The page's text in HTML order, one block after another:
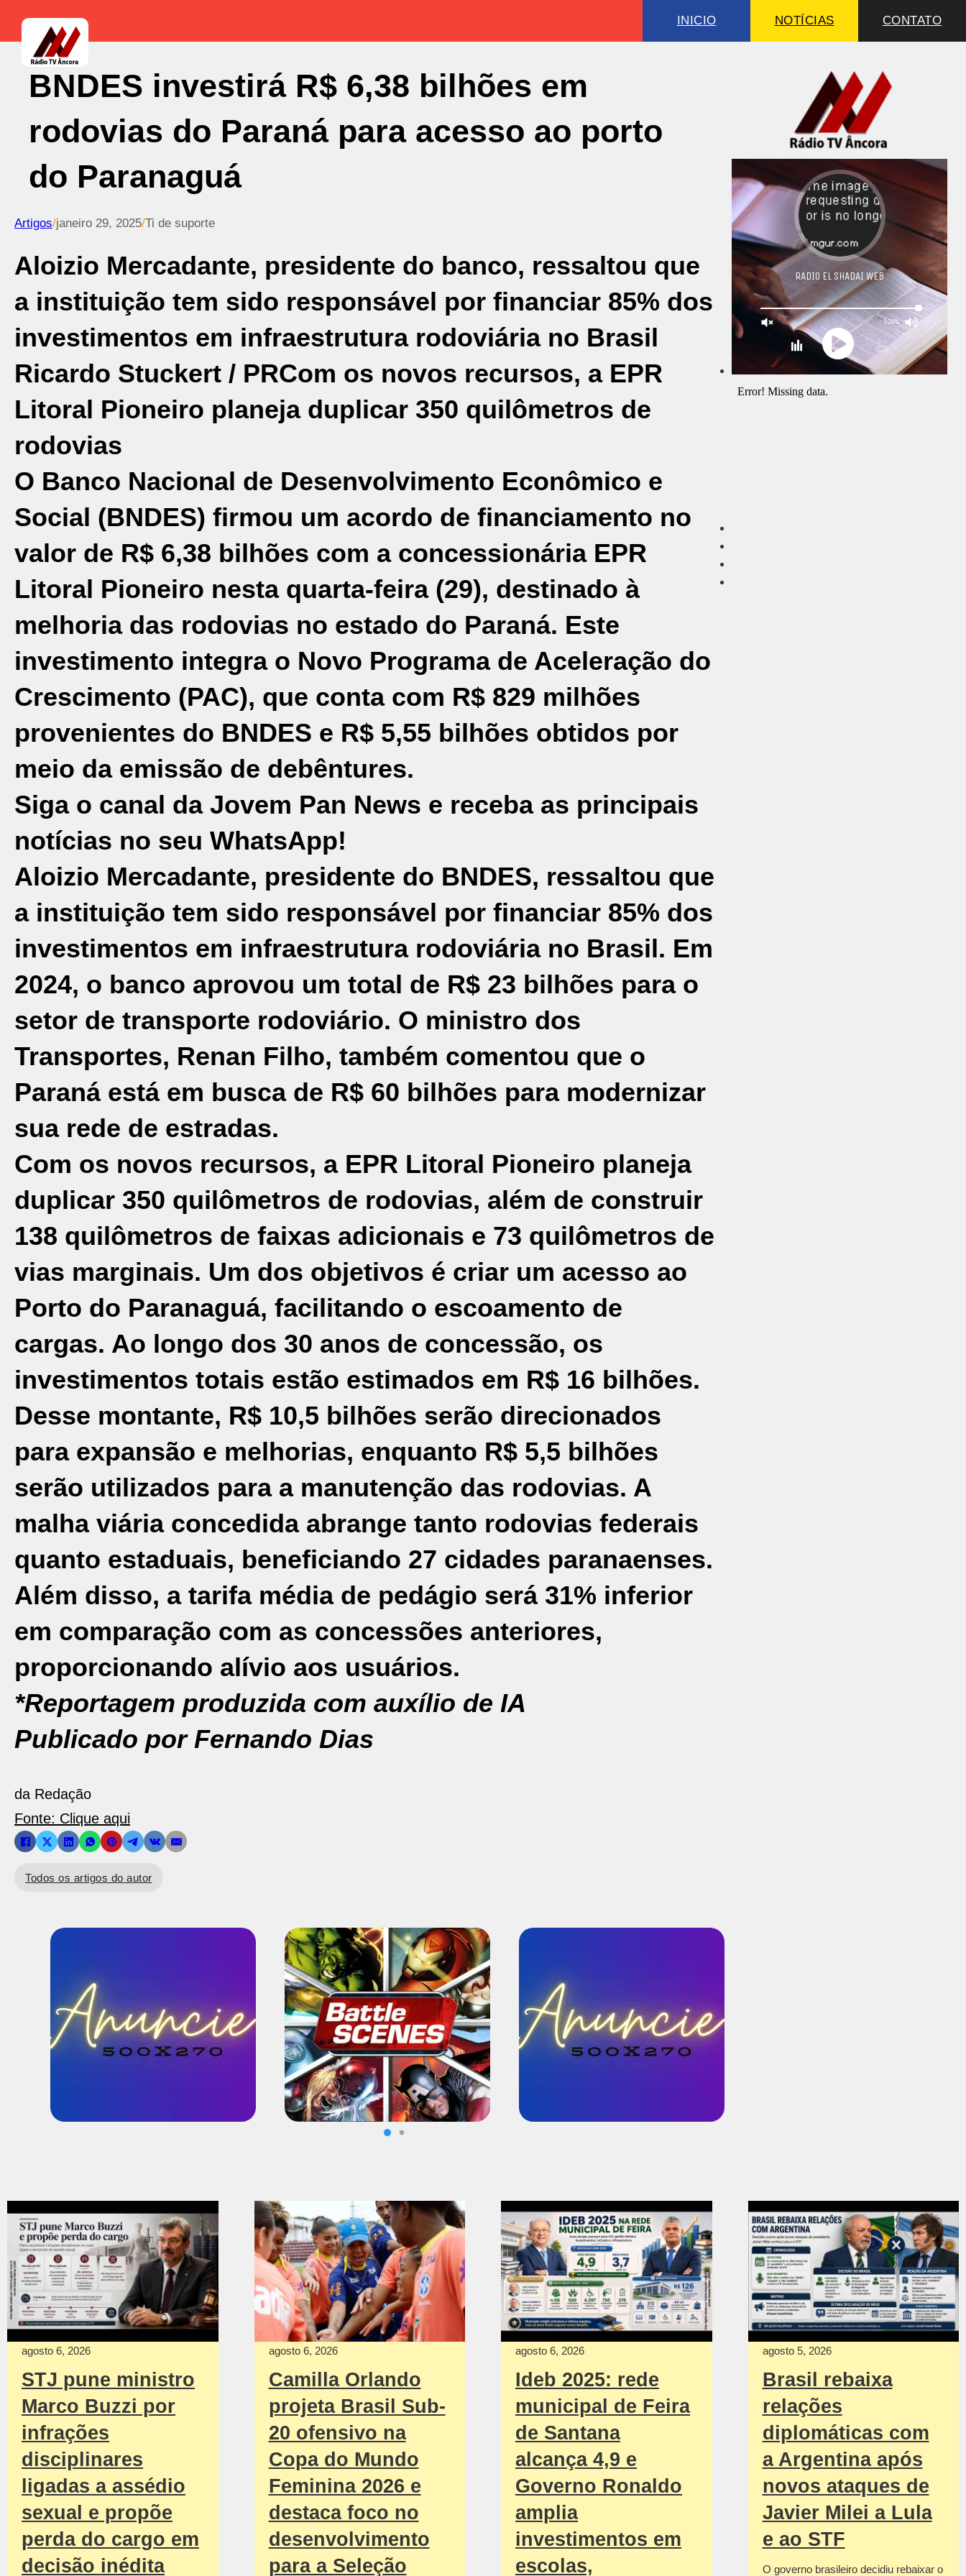
INICIO NOTÍCIAS CONTATO
BNDES investirá R$ 6,38 bilhões em
rodovias do Paraná para acesso ao porto
do Paranaguá
Artigos/janeiro 29, 2025/Ti de suporte
Aloizio Mercadante, presidente do banco, ressaltou que
a instituição tem sido responsável por financiar 85% dos
investimentos em infraestrutura rodoviária no Brasil
Ricardo Stuckert / PRCom os novos recursos, a EPR
Litoral Pioneiro planeja duplicar 350 quilômetros de
rodovias
O Banco Nacional de Desenvolvimento Econômico e
Social (BNDES) firmou um acordo de financiamento no
valor de R$ 6,38 bilhões com a concessionária EPR
Litoral Pioneiro nesta quarta-feira (29), destinado à
melhoria das rodovias no estado do Paraná. Este
investimento integra o Novo Programa de Aceleração do
Crescimento (PAC), que conta com R$ 829 milhões
provenientes do BNDES e R$ 5,55 bilhões obtidos por
meio da emissão de debêntures.
Siga o canal da Jovem Pan News e receba as principais
notícias no seu WhatsApp!
Aloizio Mercadante, presidente do BNDES, ressaltou que
a instituição tem sido responsável por financiar 85% dos
investimentos em infraestrutura rodoviária no Brasil. Em
2024, o banco aprovou um total de R$ 23 bilhões para o
setor de transporte rodoviário. O ministro dos
Transportes, Renan Filho, também comentou que o
Paraná está em busca de R$ 60 bilhões para modernizar
sua rede de estradas.
Com os novos recursos, a EPR Litoral Pioneiro planeja
duplicar 350 quilômetros de rodovias, além de construir
138 quilômetros de faixas adicionais e 73 quilômetros de
vias marginais. Um dos objetivos é criar um acesso ao
Porto do Paranaguá, facilitando o escoamento de
cargas. Ao longo dos 30 anos de concessão, os
investimentos totais estão estimados em R$ 16 bilhões.
Desse montante, R$ 10,5 bilhões serão direcionados
para expansão e melhorias, enquanto R$ 5,5 bilhões
serão utilizados para a manutenção das rodovias. A
malha viária concedida abrange tanto rodovias federais
quanto estaduais, beneficiando 27 cidades paranaenses.
Além disso, a tarifa média de pedágio será 31% inferior
em comparação com as concessões anteriores,
proporcionando alívio aos usuários.
*Reportagem produzida com auxílio de IA
Publicado por Fernando Dias
da Redação
Fonte: Clique aqui
Todos os artigos do autor
agosto 6, 2026
STJ pune ministro
Marco Buzzi por
infrações
disciplinares
ligadas a assédio
sexual e propõe
perda do cargo em
decisão inédita
agosto 6, 2026
Camilla Orlando
projeta Brasil Sub-
20 ofensivo na
Copa do Mundo
Feminina 2026 e
destaca foco no
desenvolvimento
para a Seleção
agosto 6, 2026
Ideb 2025: rede
municipal de Feira
de Santana
alcança 4,9 e
Governo Ronaldo
amplia
investimentos em
escolas,
agosto 5, 2026
Brasil rebaixa
relações
diplomáticas com
a Argentina após
novos ataques de
Javier Milei a Lula
e ao STF
O governo brasileiro decidiu rebaixar o